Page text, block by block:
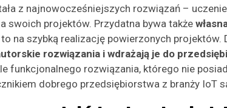
z najnowocześniejszych rozwiązań –
swoich projektów. Przydatna bywa także
na szybką realizację powierzonych
rozwiązania i wdrażają je do
funkcjonalnego rozwiązania, którego nie
dobrego przedsiębiorstwa z branży IoT